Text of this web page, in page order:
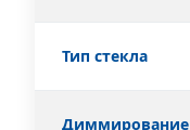
Тип стекла
Диммирование